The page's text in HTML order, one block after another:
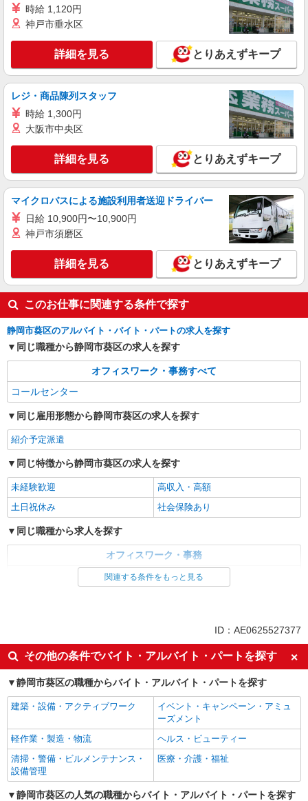
時給 1,120円
神戸市垂水区
詳細を見る とりあえずキープ
レジ・商品陳列スタッフ
時給 1,300円
大阪市中央区
詳細を見る とりあえずキープ
マイクロバスによる施設利用者送迎ドライバー
日給 10,900円〜10,900円
神戸市須磨区
詳細を見る とりあえずキープ
このお仕事に関連する条件で探す
静岡市葵区のアルバイト・バイト・パートの求人を探す
同じ職種から静岡市葵区の求人を探す
オフィスワーク・事務すべて
コールセンター
同じ雇用形態から静岡市葵区の求人を探す
紹介予定派遣
同じ特徴から静岡市葵区の求人を探す
未経験歓迎
高収入・高額
土日祝休み
社会保険あり
同じ職種から求人を探す
オフィスワーク・事務
社会保険あり
関連する条件をもっと見る
ID：AE0625527377
その他の条件でバイト・アルバイト・パートを探す
静岡市葵区の職種からバイト・アルバイト・パートを探す
建築・設備・アクティブワーク
イベント・キャンペーン・アミュ
ーズメント
軽作業・製造・物流
ヘルス・ビューティー
清掃・警備・ビルメンテナンス・
設備管理
医療・介護・福祉
静岡市葵区の人気の職種からバイト・アルバイト・パートを探す